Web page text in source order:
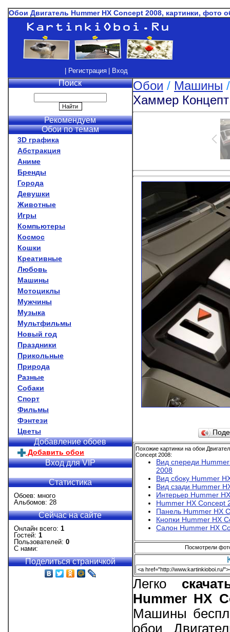
Обои Двигатель Hummer HX Concept 2008, картинки, фото
| Регистрация | Вход
Поиск
Рекомендуем
Обои по темам
3D графика
Абстракция
Аниме
Бренды
Города
Девушки
Животные
Игры
Компьютеры
Космос
Кошки
Креативные
Любовь
Машины
Мотоциклы
Мужчины
Музыка
Мультфильмы
Новый год
Праздники
Прикольные
Природа
Разные
Собаки
Спорт
Фильмы
Фэнтези
Цветы
Добавление обоев
Добавить обои
Вход для VIP
Статистика
Обоев: много
Альбомов: 28
Сейчас на сайте
Онлайн всего: 1
Гостей: 1
Пользователей: 0
С нами:
Поделиться страничкой
Обои / Машины
Хаммер
Похожие картинки на обои
Concept 2008:
Вид спереди
2008
Вид сбоку Hummer
Вид сзади Hummer
Интерьер Hummer
Hummer HX Concept
Панель Hummer HX
Кнопки Hummer HX
Салон Hummer HX
Посмотрели
Легко
Hummer HX
Машины
обои